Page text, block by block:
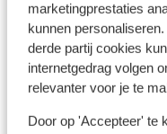
marketingprestaties
kunnen
derde partij cookies
internetgedrag volgen
relevanter voor je te
Door op 'Accepteer' te
Skipas
Skimateriaal